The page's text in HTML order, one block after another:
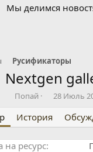
Мы делимся
Русификаторы
Nextgen
А
т
о
р
Попай
Д
а
с
28 Июль
История
на ресурс